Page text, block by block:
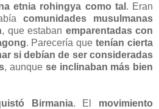
etnia rohingya como tal . Eran
comunidades musulmanas
, que estaban emparentadas con
. Parecería quetenían cierta
si debían de ser consideradas
, aunque se inclinaban más bien
Birmania. El movimiento